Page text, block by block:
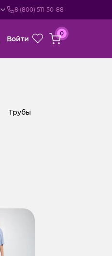
8 (800) 511-50-88
Войти
0
Трубы